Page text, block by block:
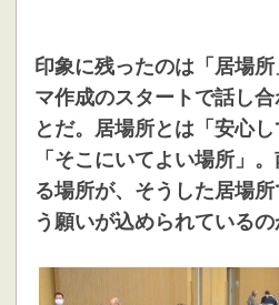
印象に残ったのは「居場
マ作成のスタートで話し
とだ。居場所とは「安心し
「そこにいてよい場所」
る場所が、そうした居場
う願いが込められているの